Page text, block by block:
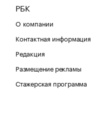
РБК
О компании
Контактная информация
Редакция
Размещение рекламы
Стажерская программа